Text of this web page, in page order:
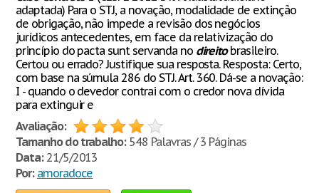
adaptada) Para o STJ, a novação, modalidade de extinção
de obrigação, não impede a revisão dos negócios
jurídicos antecedentes, em face da relativização do
princípio do pacta sunt servanda no direitobrasileiro.
Certou ou errado? Justifique sua resposta. Resposta: Certo,
com base na súmula 286 do STJ. Art. 360. Dá-se a novação:
I - quando o devedor contrai com o credor nova dívida
para extinguir e
Avaliação:
Tamanho do trabalho:548 Palavras / 3 Páginas
Data:21/5/2013
Por: amoradoce